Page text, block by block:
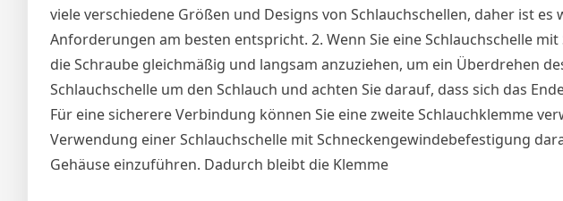
viele verschiedene Größen und Designs von Schlauchschellen, daher ist
Anforderungen am besten entspricht. 2. Wenn Sie eine Schlauchschelle
die Schraube gleichmäßig und langsam anzuziehen, um ein Überdrehen
Schlauchschelle um den Schlauch und achten Sie darauf, dass sich das
Für eine sicherere Verbindung können Sie eine zweite Schlauchklemme
Verwendung einer Schlauchschelle mit Schneckengewindebefestigung
Gehäuse einzuführen. Dadurch bleibt die Klemme